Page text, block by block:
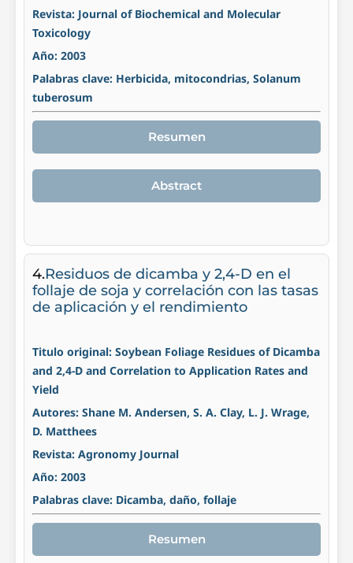
Revista: Journal of Biochemical and Molecular
Toxicology
Año: 2003
Palabras clave: Herbicida, mitocondrias, Solanum
tuberosum
Resumen
Abstract
4.Residuos de dicamba y 2,4-D en el
follaje de soja y correlación con las tasas
de aplicación y el rendimiento
Titulo original: Soybean Foliage Residues of Dicamba
and 2,4-D and Correlation to Application Rates and
Yield
Autores: Shane M. Andersen, S. A. Clay, L. J. Wrage,
D. Matthees
Revista: Agronomy Journal
Año: 2003
Palabras clave: Dicamba, daño, follaje
Resumen